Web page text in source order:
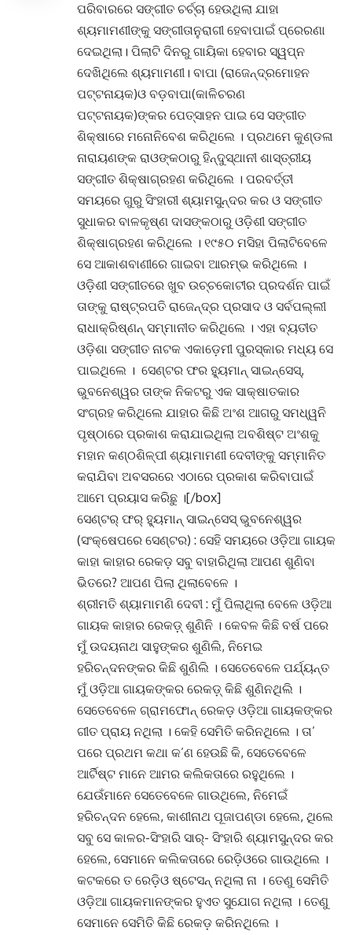
ପରିବାରରେ ସଙ୍ଗୀତ ଚର୍ଚ୍ଚା ହେଉଥିଲା ଯାହା
ଶ୍ୟମାମଣୀଙ୍କୁ ସଙ୍ଗୀତାନୁରାଗୀ ହେବାପାଇଁ ପ୍ରେରଣା
ଦେଇଥିଲା। ପିଲାଟି ଦିନରୁ ଗାୟିକା ହେବାର ସ୍ୱପ୍ନ
ଦେଖିଥିଲେ ଶ୍ୟମାମଣୀ। ବାପା (ରାଜେନ୍ଦ୍ରମୋହନ
ପଟ୍ଟନାୟକ)ଓ ବଡ଼ବାପା(କାଳିଚରଣ
ପଟ୍ଟନାୟକ)ଙ୍କର ପେତ୍ସାହନ ପାଇ ସେ ସଙ୍ଗୀତ
ଶିକ୍ଷାରେ ମନୋନିବେଶ କରିଥିଲେ । ପ୍ରଥମେ କୁଣ୍ଡଳା
ନାରାୟଣଙ୍କ ରାଓଙ୍କଠାରୁ ହିନ୍ଦୁସ୍ଥାନୀ ଶାସ୍ତ୍ରୀୟ
ସଙ୍ଗୀତ ଶିକ୍ଷାଗ୍ରହଣ କରିଥିଲେ । ପରବର୍ତ୍ତୀ
ସମୟରେ ଗୁରୁ ସିଂହାରୀ ଶ୍ୟାମସୁନ୍ଦର କର ଓ ସଙ୍ଗୀତ
ସୁଧାକର ବାଳକୃଷ୍ଣ ଦାସଙ୍କଠାରୁ ଓଡ଼ିଶୀ ସଙ୍ଗୀତ
ଶିକ୍ଷାଗ୍ରହଣ କରିଥିଲେ । ୧୯୫୦ ମସିହା ପିଲାଟିବେଳେ
ସେ ଆକାଶବାଣୀରେ ଗାଇବା ଆରମ୍ଭ କରିଥିଲେ ।
ଓଡ଼ିଶୀ ସଙ୍ଗୀତରେ ଖୁବ ଉଚ୍ଚକୋଟୀର ପ୍ରଦର୍ଶନ ପାଇଁ
ତାଙ୍କୁ ରାଷ୍ଟ୍ରପତି ରାଜେନ୍ଦ୍ର ପ୍ରସାଦ ଓ ସର୍ବପଲ୍ଲୀ
ରାଧାକ୍ରିଷ୍ଣନ୍ ସମ୍ମାନୀତ କରିଥିଲେ । ଏହା ବ୍ୟତୀତ
ଓଡ଼ିଶା ସଙ୍ଗୀତ ନାଟକ ଏକାଡ଼େମୀ ପୁରସ୍କାର ମଧ୍ୟ ସେ
ପାଇଥିଲେ । ସେଣ୍ଟର ଫର ହ୍ୟୁମାନ୍ ସାଇନ୍ସେସ୍,
ଭୁବନେଶ୍ୱର ତାଙ୍କ ନିକଟରୁ ଏକ ସାକ୍ଷାତକାର
ସଂଗ୍ରହ କରିଥିଲେ ଯାହାର କିଛି ଅଂଶ ଆଗରୁ ସମଧ୍ୱନି
ପୃଷ୍ଠାରେ ପ୍ରକାଶ କରାଯାଇଥିଲା ଅବଶିଷ୍ଟ ଅଂଶକୁ
ମହାନ କଣ୍ଠଶିଳ୍ପୀ ଶ୍ୟାମାମଣୀ ଦେବୀଙ୍କୁ ସମ୍ମାନିତ
କରାଯିବା ଅବସରରେ ଏଠାରେ ପ୍ରକାଶ କରିବାପାଇଁ
ଆମେ ପ୍ରୟାସ କରିଛୁ ।[/box]
ସେଣ୍ଟର୍ ଫର୍ ହ୍ୟୁମାନ୍ ସାଇନ୍ସେସ୍ ଭୁବନେଶ୍ୱର
(ସଂକ୍ଷେପରେ ସେଣ୍ଟର) : ସେହି ସମୟରେ ଓଡ଼ିଆ ଗାୟକ
କାହା କାହାର ରେକଡ଼ ସବୁ ବାହାରିଥିଲା ଆପଣ ଶୁଣିବା
ଭିତରେ? ଆପଣ ପିଲା ଥିଲାବେଳେ ।
ଶ୍ରୀମତି ଶ୍ୟାମାମଣି ଦେବୀ : ମୁଁ ପିଲାଥିଲା ବେଳେ ଓଡ଼ିଆ
ଗାୟକ କାହାର ରେକଡ଼୍ ଶୁଣିନି । କେବଳ କିଛି ବର୍ଷ ପରେ
ମୁଁ ଉଦୟନାଥ ସାହୁଙ୍କର ଶୁଣିଲି, ନିମେଇ
ହରିଚନ୍ଦନଙ୍କର କିଛି ଶୁଣିଲି । ସେତେବେଳେ ପର୍ଯ୍ୟନ୍ତ
ମୁଁ ଓଡ଼ିଆ ଗାୟକଙ୍କର ରେକଡ଼୍ କିଛି ଶୁଣିନଥିଲି ।
ସେତେବେଳେ ଗ୍ରାମଫୋନ୍ ରେକଡ଼ ଓଡ଼ିଆ ଗାୟକଙ୍କର
ଗୀତ ପ୍ରାୟ ନଥିଲା । କେହି ସେମିତି କରିନଥିଲେ । ତା’
ପରେ ପ୍ରଥମ କଥା କ’ଣ ହେଉଛି କି, ସେତେବେଳେ
ଆର୍ଟିଷ୍ଟ ମାନେ ଆମର କଲିକତାରେ ରହୁଥିଲେ ।
ଯେଉଁମାନେ ସେତେବେଳେ ଗାଉଥିଲେ, ନିମେଇଁ
ହରିଚନ୍ଦନ ହେଲେ, କାଶୀନାଥ ପୂଜାପଣ୍ଡା ହେଲେ, ଥିଲେ
ସବୁ ସେ କାଳର-ସିଂହାରି ସାର୍- ସିଂହାରି ଶ୍ୟାମସୁନ୍ଦର କର
ହେଲେ, ସେମାନେ କଲିକତାରେ ରେଡ଼ିଓରେ ଗାଉଥିଲେ ।
କଟକରେ ତ ରେଡ଼ିଓ ଷ୍ଟେସନ୍ ନଥିଲା ନା । ତେଣୁ ସେମିତି
ଓଡ଼ିଆ ଗାୟକମାନଙ୍କର ହୁଏତ ସୁଯୋଗ ନଥିଲା । ତେଣୁ
ସେମାନେ ସେମିତି କିଛି ରେକଡ଼ କରିନଥିଲେ ।